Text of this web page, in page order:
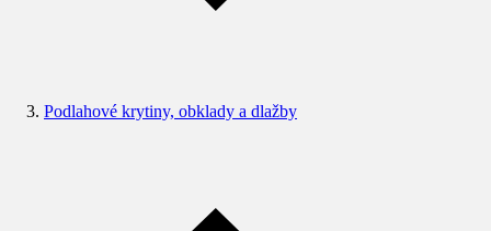
Podlahové krytiny, obklady a dlažby